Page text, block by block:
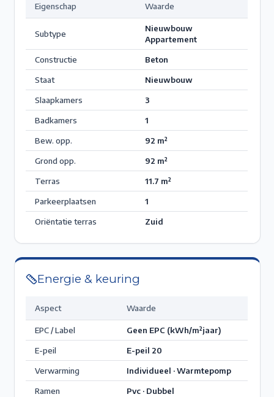
Eigenschap Waarde
Subtype
Nieuwbouw
Appartement
Constructie
Beton
Staat
Nieuwbouw
Slaapkamers
3
Badkamers
1
Bew. opp.
92 m²
Grond opp.
92 m²
Terras
11.7 m²
Parkeerplaatsen
1
Oriëntatie terras
Zuid
Energie & keuring
Aspect Waarde
EPC / Label Geen EPC (kWh/m²jaar)
E-peil
E-peil 20
Verwarming
Individueel · Warmtepomp
Ramen
Pvc · Dubbel